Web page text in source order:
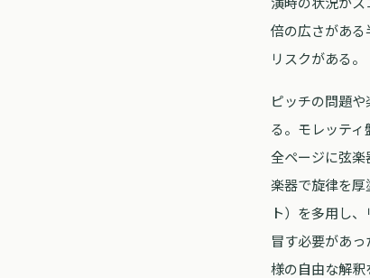
倍の広さがある
リスクがある。
ピッチの問題
る。モレッテ
全ページに弦
楽器で旋律を厚
ト）を多用し
冒す必要があ
様の自由な解釈